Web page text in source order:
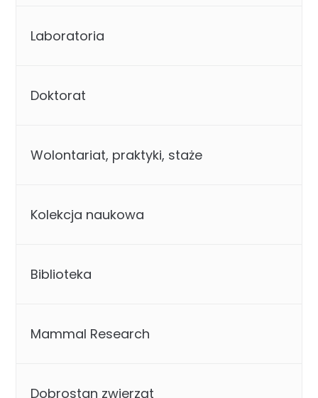
Laboratoria
Doktorat
Wolontariat, praktyki, staże
Kolekcja naukowa
Biblioteka
Mammal Research
Dobrostan zwierząt